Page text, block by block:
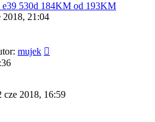
530d 184KM od 193KM
2018, 21:04
mujek
cze 2018, 16:59